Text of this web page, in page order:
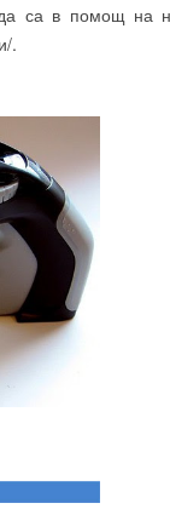
са в помощ на
.